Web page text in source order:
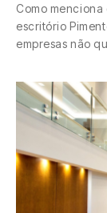
Como
escritório
empresas não